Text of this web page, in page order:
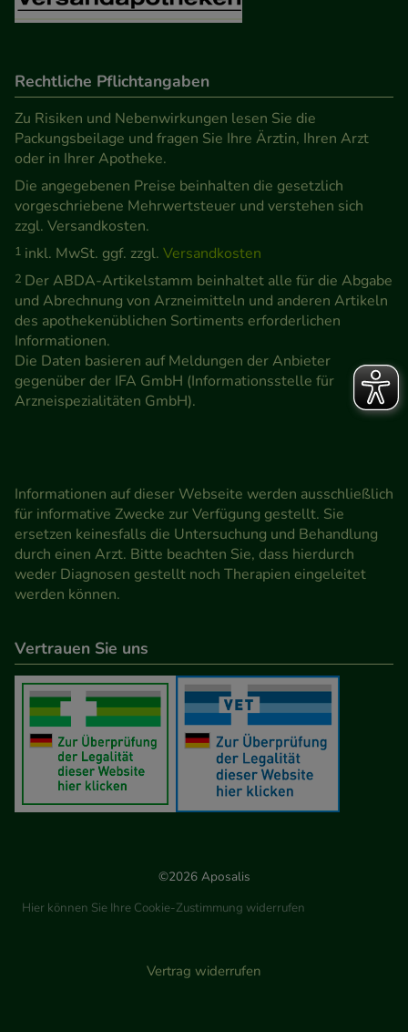
Rechtliche Pflichtangaben
Zu Risiken und Nebenwirkungen lesen Sie die
Packungsbeilage und fragen Sie Ihre Ärztin, Ihren Arzt
oder in Ihrer Apotheke.
Die angegebenen Preise beinhalten die gesetzlich
vorgeschriebene Mehrwertsteuer und verstehen sich
zzgl. Versandkosten.
1 inkl. MwSt. ggf. zzgl. Versandkosten
2 Der ABDA-Artikelstamm beinhaltet alle für die Abgabe
und Abrechnung von Arzneimitteln und anderen Artikeln
des apothekenüblichen Sortiments erforderlichen
Informationen.
Die Daten basieren auf Meldungen der Anbieter
gegenüber der IFA GmbH (Informationsstelle für
Arzneispezialitäten GmbH).
Informationen auf dieser Webseite werden ausschließlich
für informative Zwecke zur Verfügung gestellt. Sie
ersetzen keinesfalls die Untersuchung und Behandlung
durch einen Arzt. Bitte beachten Sie, dass hierdurch
weder Diagnosen gestellt noch Therapien eingeleitet
werden können.
Vertrauen Sie uns
©2026 Aposalis
Hier können Sie Ihre Cookie-Zustimmung widerrufen
Vertrag widerrufen